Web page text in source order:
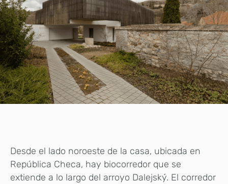
Desde el lado noroeste de la casa, ubicada en
República Checa, hay biocorredor que se
extiende a lo largo del arroyo Dalejský. El corredor